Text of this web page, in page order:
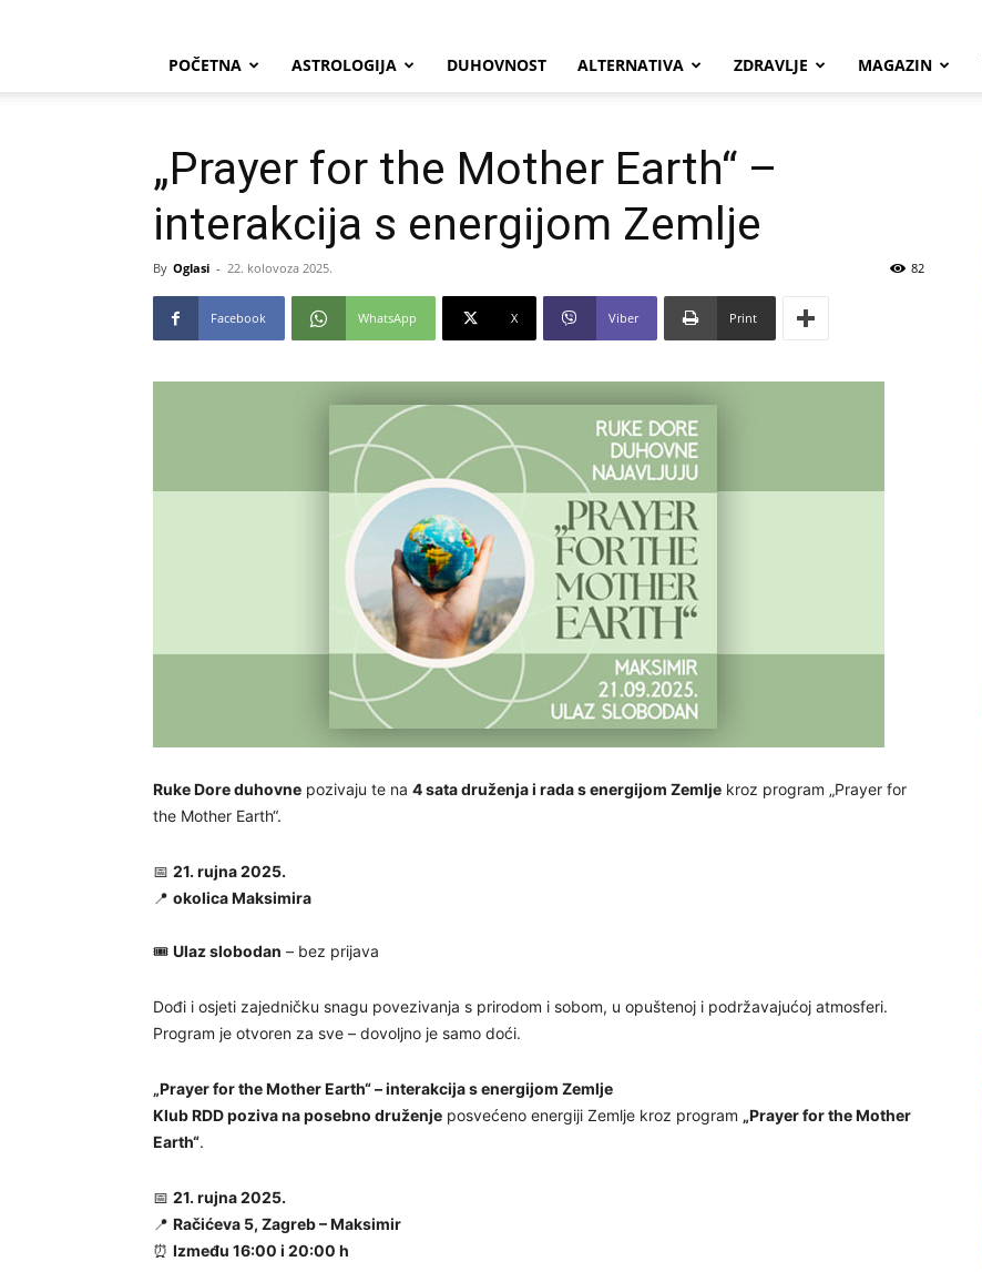
POČETNA ASTROLOGIJA DUHOVNOST ALTERNATIVA ZDRAVLJE MAGAZIN
„Prayer for the Mother Earth“ –
interakcija s energijom Zemlje
By Oglasi - 22. kolovoza 2025. 82
Facebook WhatsApp X Viber Print
Ruke Dore duhovne pozivaju te na 4 sata druženja i rada s energijom Zemlje kroz program „Prayer for
the Mother Earth“.
📅 21. rujna 2025.
📍 okolica Maksimira
🎟 Ulaz slobodan – bez prijava
Dođi i osjeti zajedničku snagu povezivanja s prirodom i sobom, u opuštenoj i podržavajućoj atmosferi.
Program je otvoren za sve – dovoljno je samo doći.
„Prayer for the Mother Earth“ – interakcija s energijom Zemlje
Klub RDD poziva na posebno druženje posvećeno energiji Zemlje kroz program „Prayer for the Mother
Earth“.
📅 21. rujna 2025.
📍 Račićeva 5, Zagreb – Maksimir
⏰ Između 16:00 i 20:00 h